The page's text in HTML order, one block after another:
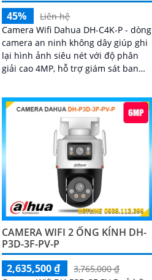
45%
Liên hệ
Camera Wifi Dahua DH-C4K-P - dòng
camera an ninh không dây giúp ghi
lại hình ảnh siêu nét với độ phân
giải cao 4MP, hỗ trợ giám sát ban
xa 30m. Ngoài ra còn trang bị khả
năng đàm thoại và phát hiện con
người chính xácCamera quan sát
đặc biệt với lưu trữ dữ liệu tại chỗ
qua khe cắm thẻ nhớ Micro SD, IP
không dây, tích hợp chức năng
chống cảnh báo chuyển động giả
bằng motion detection và nhận
dạng người
CAMERA WIFI 2 ỐNG KÍNH DH-
P3D-3F-PV-P
2,635,500 ₫
3,765,000 ₫